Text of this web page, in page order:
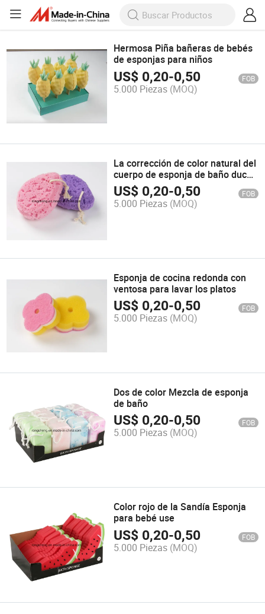
Hermosa Piña bañeras de bebés
de esponjas para niños
US$ 0,20-0,50 FOB
5.000 Piezas (MOQ)
La corrección de color natural del
cuerpo de esponja de baño ducha
Scrubber
US$ 0,20-0,50 FOB
5.000 Piezas (MOQ)
Esponja de cocina redonda con
ventosa para lavar los platos
US$ 0,20-0,50 FOB
5.000 Piezas (MOQ)
Dos de color Mezcla de esponja
de baño
US$ 0,20-0,50 FOB
5.000 Piezas (MOQ)
Color rojo de la Sandía Esponja
para bebé use
US$ 0,20-0,50 FOB
5.000 Piezas (MOQ)